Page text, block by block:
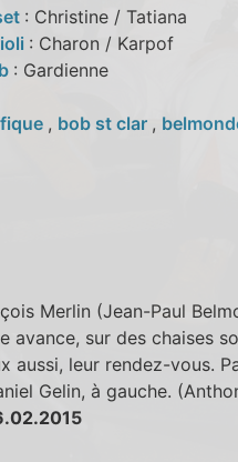
: Christine / Tatiana
: Charon / Karpof
: Gardienne
, bob st clar ,
Merlin (Jean-Paul
avance, sur des chaises
aussi, leur rendez-vous.
Gelin, à gauche.